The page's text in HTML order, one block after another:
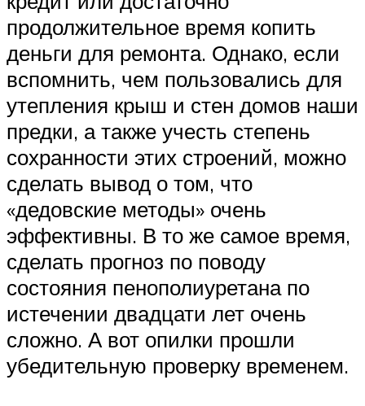
продолжительное время копить
деньги для ремонта. Однако, если
вспомнить, чем пользовались для
утепления крыш и стен домов наши
предки, а также учесть степень
сохранности этих строений, можно
сделать вывод о том, что
«дедовские методы» очень
эффективны. В то же самое время,
сделать прогноз по поводу
состояния пенополиуретана по
истечении двадцати лет очень
сложно. А вот опилки прошли
убедительную проверку временем.